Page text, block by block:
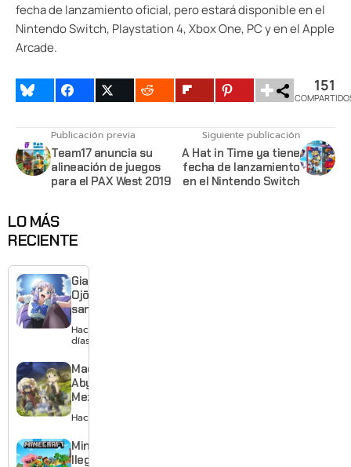
fecha de lanzamiento oficial, pero estará disponible en el
Nintendo Switch, Playstation 4, Xbox One, PC y en el Apple
Arcade.
151
Publicación previa
Team17 anuncia su
alineación de juegos
para el PAX West 2019
Siguiente publicación
A Hat in Time ya tiene
fecha de lanzamiento
en el Nintendo Switch
LO MÁS
RECIENTE
Giant
Ojō-
sama
revela
visual y
estreno
para
enero de
Hace 3
días
Made in
Abyss:
Mezameru
Shinpi
revela
nuevo
tráiler,
Hace 3 días
Minecraft
llega a